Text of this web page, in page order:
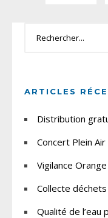
ARTICLES
Distribution
Concert Plein Air
Vigilance
Collecte
Qualité de l’eau